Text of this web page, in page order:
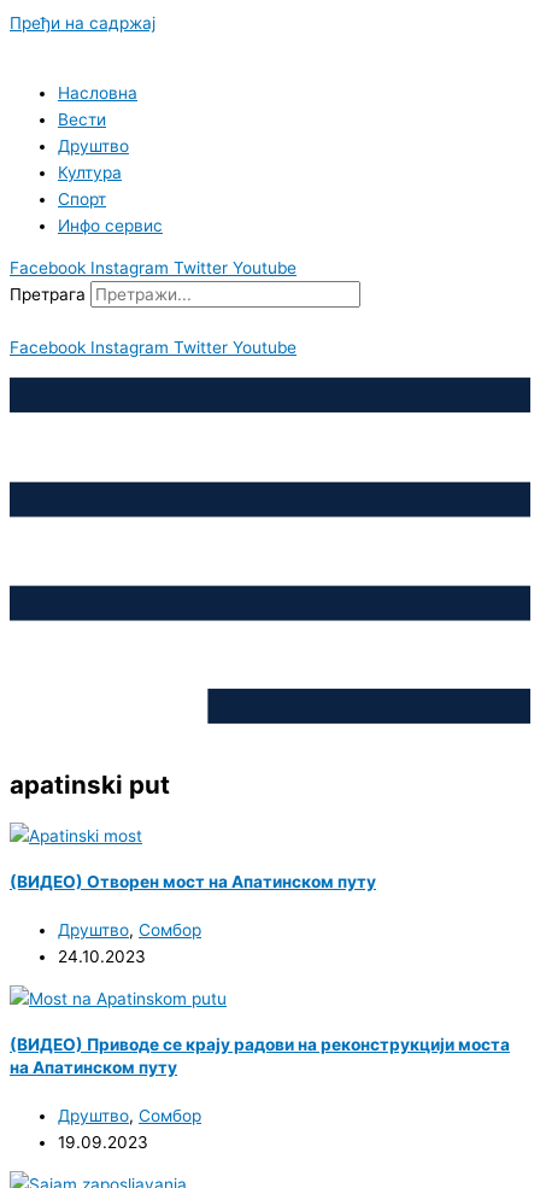
Пређи на садржај
Насловна
Вести
Друштво
Култура
Спорт
Инфо сервис
Facebook Instagram Twitter Youtube
Претрага
Facebook Instagram Twitter Youtube
apatinski put
(ВИДЕО) Отворен мост на Апатинском путу
Друштво, Сомбор
24.10.2023
(ВИДЕО) Приводе се крају радови на реконструкцији моста
на Апатинском путу
Друштво, Сомбор
19.09.2023